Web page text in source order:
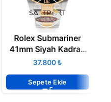
Rolex Submariner
41mm Siyah Kadran
126613LN Clean
Clone ETA
₺
Sepete Ekle